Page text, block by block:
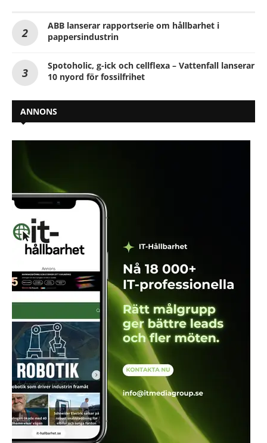
ABB lanserar rapportserie om hållbarhet i
pappersindustrin
Spotoholic, g-ick och cellflexa – Vattenfall lanserar
10 nyord för fossilfrihet
ANNONS